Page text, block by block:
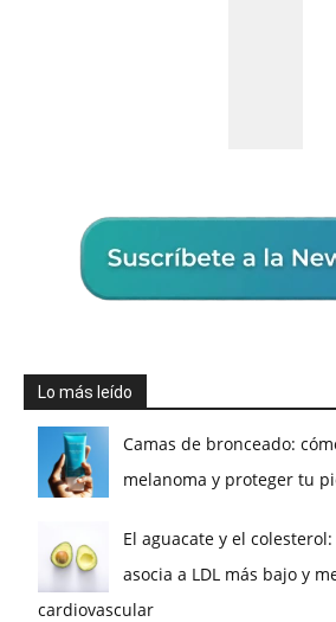
Lo más leído
Camas de bronceado:
melanoma y proteger tu
El aguacate y el
asocia a LDL más bajo y
cardiovascular